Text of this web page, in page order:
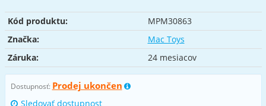
Kód produktu:
MPM30863
Značka:
Mac Toys
Záruka:
24 mesiacov
Dostupnosť: Prodej ukončen
Sledovať dostupnost